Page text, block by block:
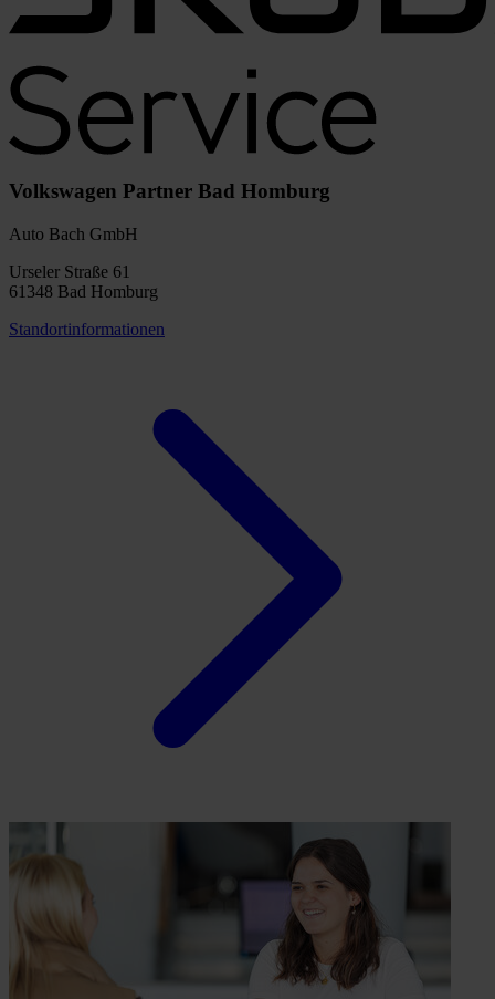
Volkswagen Partner Bad Homburg
Auto Bach GmbH
Urseler Straße 61
61348 Bad Homburg
Standortinformationen